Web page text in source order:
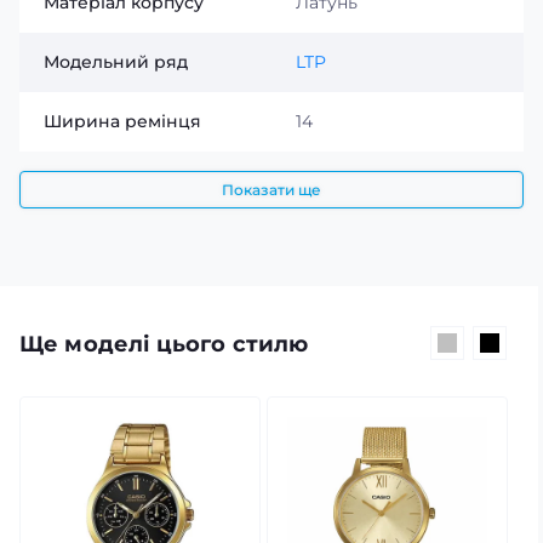
Модельний ряд LTP
Ширина ремінця 14
Показати ще
Ще моделі цього стилю